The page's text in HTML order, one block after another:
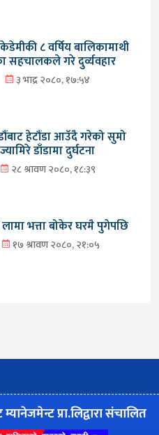
८ वर्षिय बालिकामाथी
सहचालकले गरे दुर्व्यवहार
३ भाद्र २०८०, १७:५४
हेटौंडा आउँदै गरेको सुमो
ज्यामिरे डाँडामा दुर्घटना
२८ श्रावण २०८०, १८:३९
भत्ता बोकेर घरमै पुगेपछि
१७ श्रावण २०८०, २१:०५
प्रा.लिद्वारा संचालित